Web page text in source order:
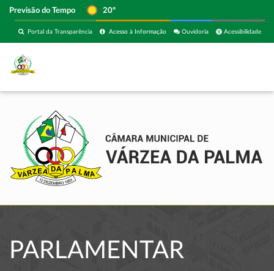
Previsão do Tempo 20º
Acessibilidade
Ouvidoria
Acesso à Informação
Portal da Transparência
PARLAMENTAR